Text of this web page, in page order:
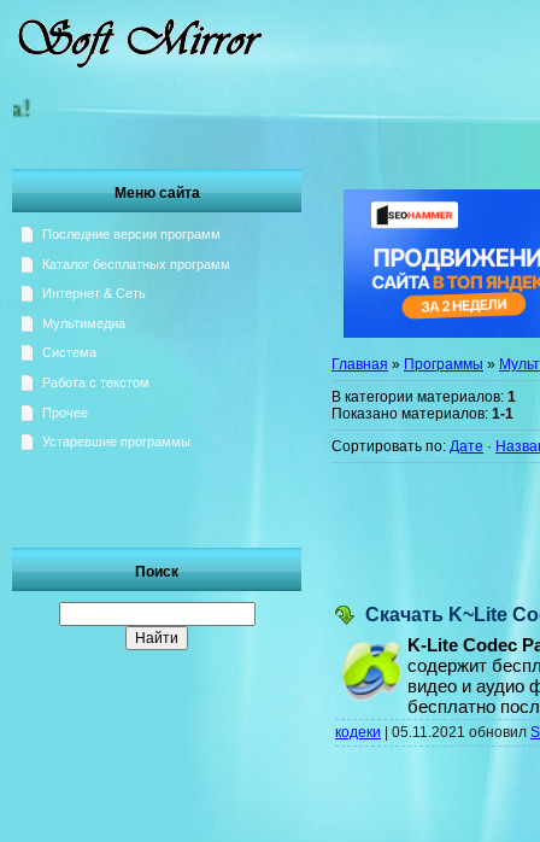
Добро пожаловать на
Меню сайта
Последние версии программ
Каталог бесплатных программ
Интернет & Сеть
Мультимедиа
Система
Работа с текстом
Прочее
Устаревшие программы
Поиск
Главная » Программы »
В категории материалов: 1
Показано материалов: 1-1
Сортировать по: Дате ·
Скачать K~Lite
K-Lite Codec
содержит
видео и аудио
бесплатно
кодеки | 05.11.2021 обновил